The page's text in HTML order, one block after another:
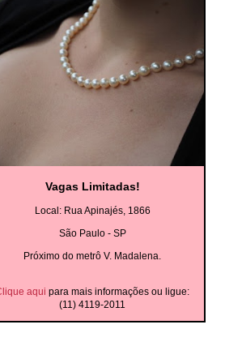
Vagas Limitadas!
Local: Rua Apinajés, 1866
São Paulo - SP
Próximo do metrô V. Madalena.
aqui para mais informações ou ligue:
(11) 4119-2011